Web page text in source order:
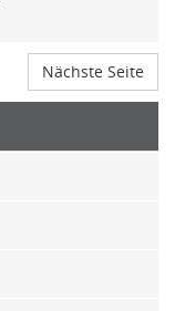
Nächste Seite